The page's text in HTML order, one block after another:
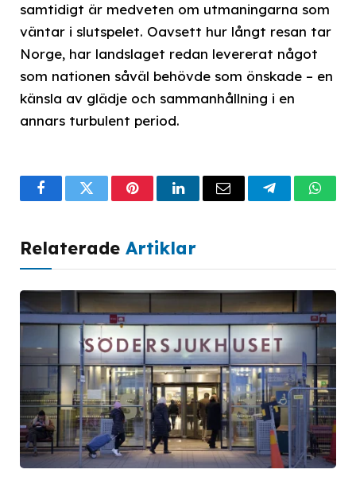
samtidigt är medveten om utmaningarna som
väntar i slutspelet. Oavsett hur långt resan tar
Norge, har landslaget redan levererat något
som nationen såväl behövde som önskade – en
känsla av glädje och sammanhållning i en
annars turbulent period.
FacebookTwitterPinterestLinkedInEmail Telegram
Relaterade Artiklar